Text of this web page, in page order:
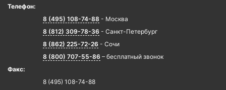
Телефон:
8 (495) 108-74-88 - Москва
8 (812) 309-78-36 - Санкт-Петербург
8 (862) 225-72-26 - Сочи
8 (800) 707-55-86 – бесплатный звонок
Факс:
8 (495) 108-74-88